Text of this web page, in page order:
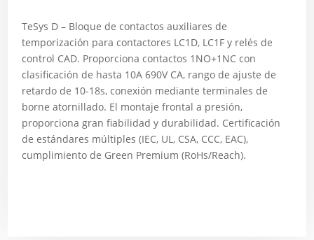
TeSys D – Bloque de contactos auxiliares de
temporización para contactores LC1D, LC1F y relés de
control CAD. Proporciona contactos 1NO+1NC con
clasificación de hasta 10A 690V CA, rango de ajuste de
retardo de 10-18s, conexión mediante terminales de
borne atornillado. El montaje frontal a presión,
proporciona gran fiabilidad y durabilidad. Certificación
de estándares múltiples (IEC, UL, CSA, CCC, EAC),
cumplimiento de Green Premium (RoHs/Reach).